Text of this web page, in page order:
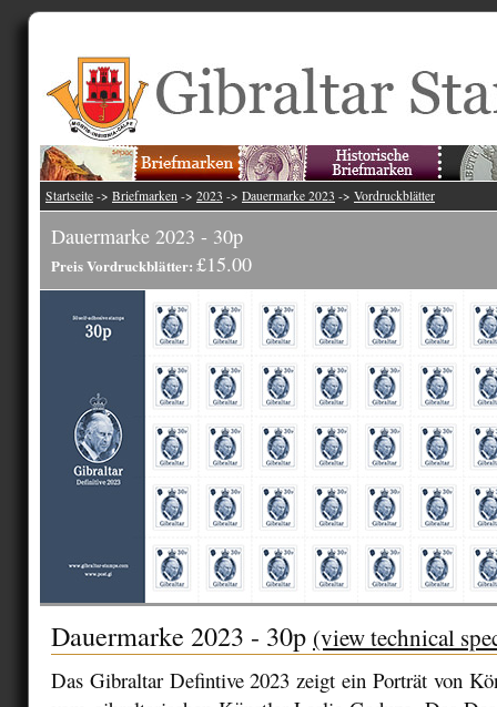
Startseite -> Briefmarken -> 2023 -> Dauermarke 2023 -> Vordruckblätter
Dauermarke 2023 - 30p
Preis Vordruckblätter: £15.00
Dauermarke 2023 - 30p (view technical
Das Gibraltar Defintive 2023 zeigt ein Porträt von